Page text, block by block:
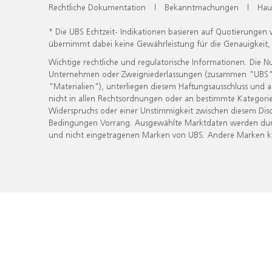
Rechtliche Dokumentation | Bekanntmachungen |
* Die UBS Echtzeit- Indikationen basieren auf
übernimmt dabei keine Gewährleistung für die
Wichtige rechtliche und regulatorische Informationen. Die
Unternehmen oder Zweigniederlassungen (zusammen
"Materialien"), unterliegen diesem Haftungsausschluss
nicht in allen Rechtsordnungen oder an bestimmte
Widerspruchs oder einer Unstimmigkeit zwischen diesem
Bedingungen Vorrang. Ausgewählte Marktdaten werden
und nicht eingetragenen Marken von UBS. Andere Marken